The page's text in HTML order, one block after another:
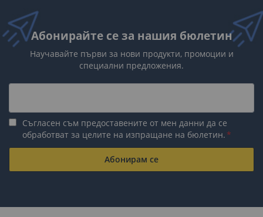
Абонирайте се за нашия бюлетин
Научавайте първи за нови продукти, промоции и
специални предложения.
Съгласен съм предоставените от мен данни да се
обработват за целите на изпращане на бюлетин.
Абонирам се